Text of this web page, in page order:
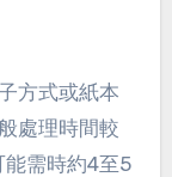
方式或紙本
處理時間較
能需時約4至5